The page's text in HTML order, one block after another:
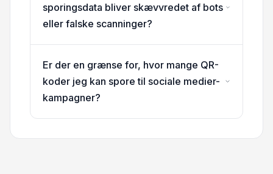
sporingsdata bliver skævvredet af bots
eller falske scanninger?
Er der en grænse for, hvor mange QR-
koder jeg kan spore til sociale medier-
kampagner?